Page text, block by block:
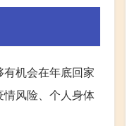
机会在年底回家
风险、个人身体